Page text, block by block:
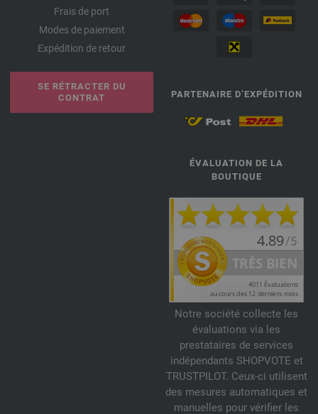
Frais de port
Modes de paiement
Expédition de retour
SE RÉTRACTER DU
CONTRAT
PARTENAIRE D’EXPÉDITION
ÉVALUATION DE LA
BOUTIQUE
Notre société collecte les
évaluations via les
prestataires de services
indépendants SHOPVOTE et
TRUSTPILOT. Ceux-ci utilisent
des mesures automatiques et
manuelles pour vérifier les